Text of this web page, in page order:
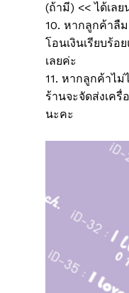
(ถ้ามี) << ได้เลย
10. หากลูกค้าลื
โอนเงินเรียบร้อ
เลยค่ะ
11. หากลูกค้าไ
ร้านจะจัดส่งเค
นะคะ